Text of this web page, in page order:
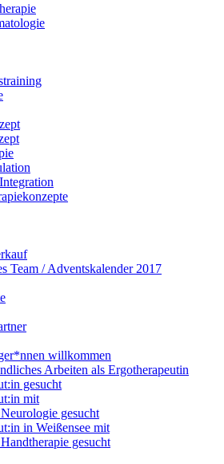
Team / Adventskalender 2017
willkommen
Arbeiten als Ergotherapeutin
gesucht
mit
gesucht
in Weißensee mit
gesucht